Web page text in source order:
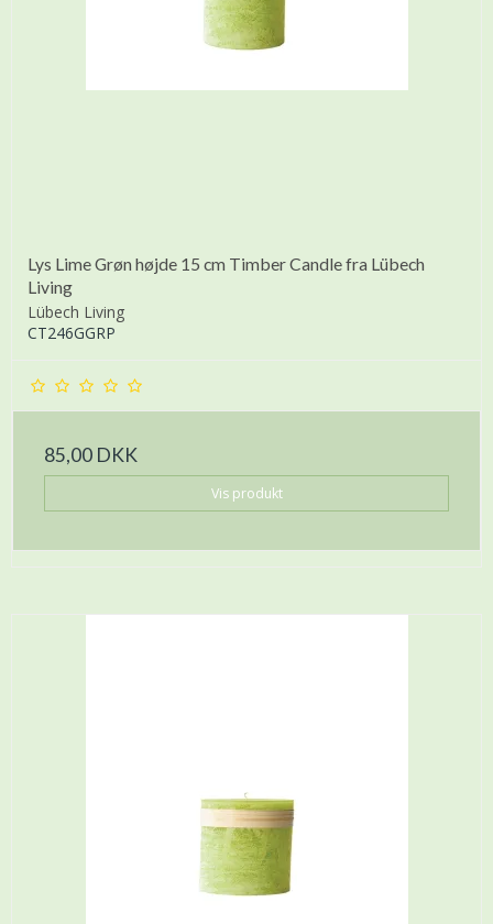
Lys Lime Grøn højde 15 cm Timber Candle fra Lübech
Living
Lübech Living
CT246GGRP
85,00 DKK
Vis produkt